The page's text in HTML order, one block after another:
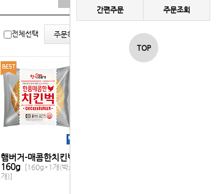
간편주문 주문조회
TOP
전체선택 주문하기
햄버거-매콤한치킨벅
160g
[160g*1개(박스40
개)]